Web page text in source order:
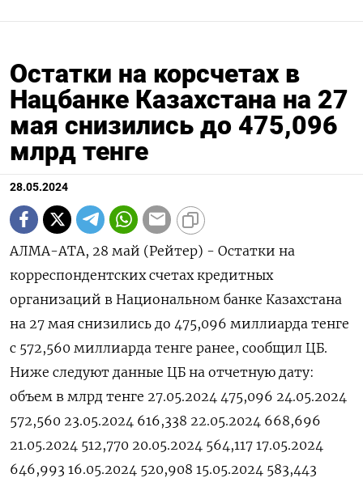
Остатки на корсчетах в
Нацбанке Казахстана на 27
мая снизились до 475,096
млрд тенге
28.05.2024
АЛМА-АТА, 28 май (Рейтер) - Остатки на
корреспондентских счетах кредитных
организаций в Национальном банке Казахстана
на 27 мая снизились до 475,096 миллиарда тенге
с 572,560 миллиарда тенге ранее, сообщил ЦБ.
Ниже следуют данные ЦБ на отчетную дату:
объем в млрд тенге 27.05.2024 475,096 24.05.2024
572,560 23.05.2024 616,338 22.05.2024 668,696
21.05.2024 512,770 20.05.2024 564,117 17.05.2024
646,993 16.05.2024 520,908 15.05.2024 583,443